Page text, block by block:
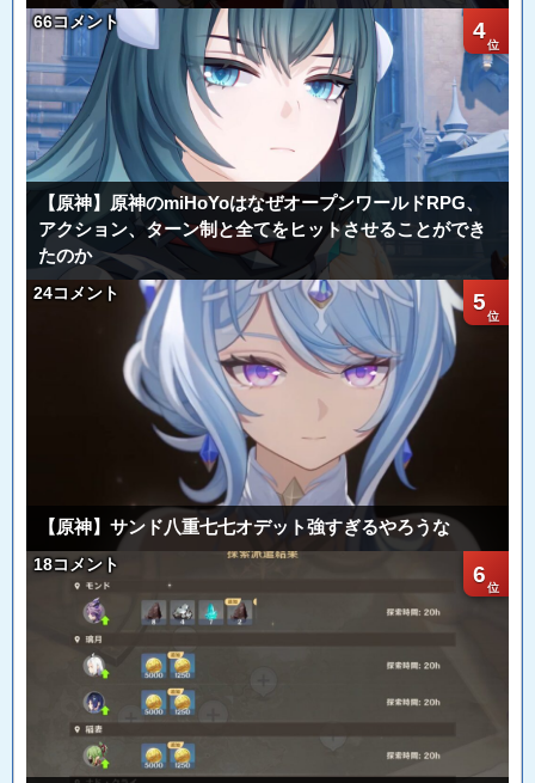
4
66コメント
【原神】原神のmiHoYoはなぜオープンワールドRPG、
アクション、ターン制と全てをヒットさせることができ
たのか
5
24コメント
【原神】サンド八重七七オデット強すぎるやろうな
6
18コメント